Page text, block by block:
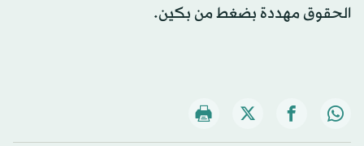
الحقوق مهددة بضغط من بكين.